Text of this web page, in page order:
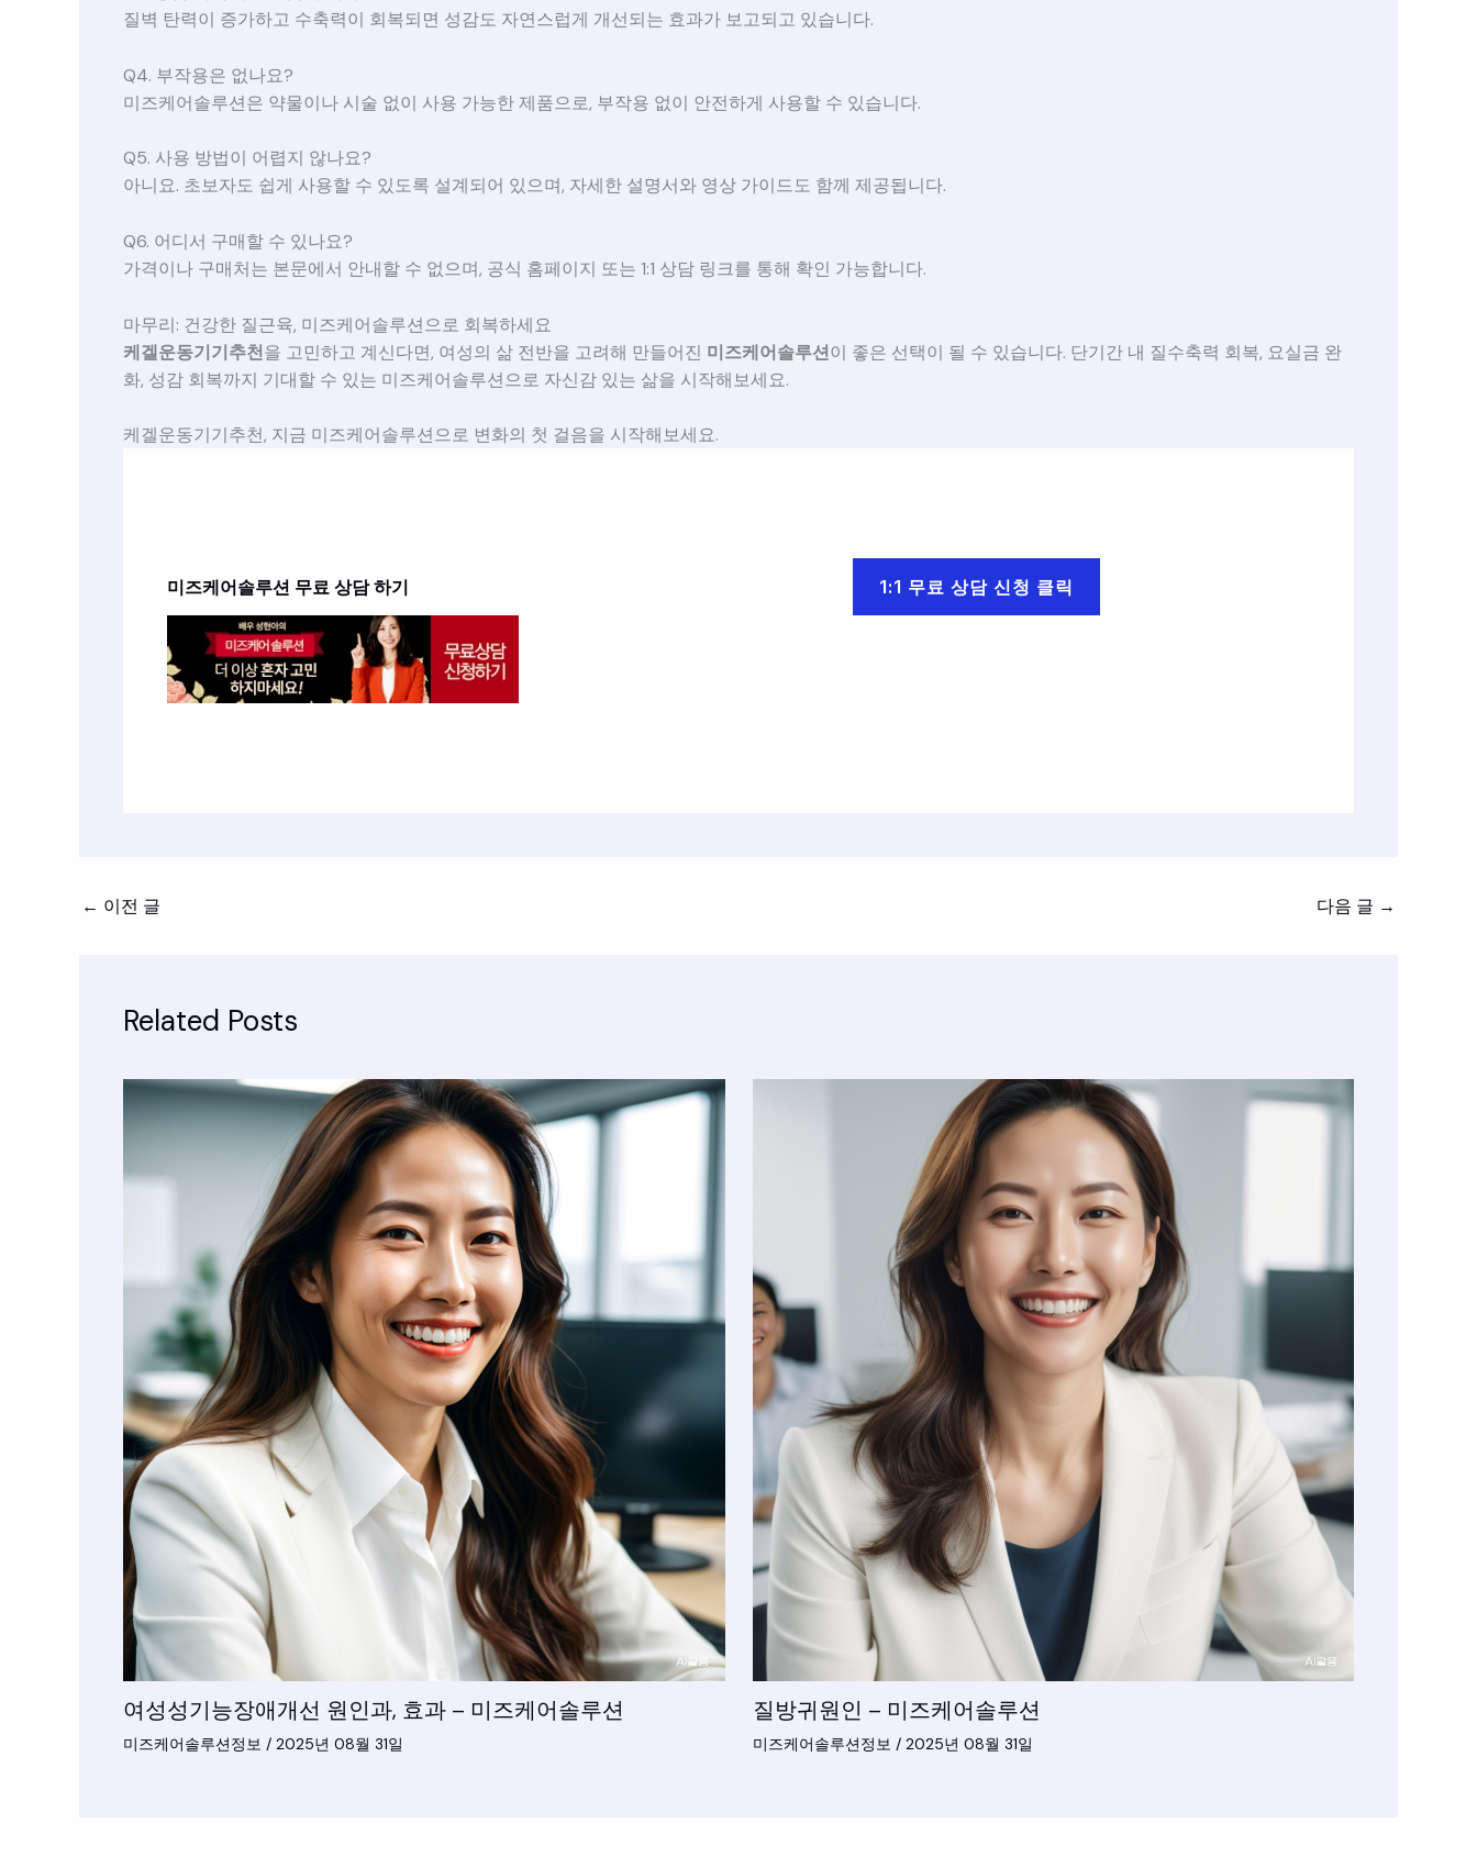
질벽 탄력이 증가하고 수축력이 회복되면 성감도 자연스럽게 개선되는 효과가 보고되고 있습니다.
Q4. 부작용은 없나요?
미즈케어솔루션은 약물이나 시술 없이 사용 가능한 제품으로, 부작용 없이 안전하게 사용할 수 있습니다.
Q5. 사용 방법이 어렵지 않나요?
아니요. 초보자도 쉽게 사용할 수 있도록 설계되어 있으며, 자세한 설명서와 영상 가이드도 함께 제공됩니다.
Q6. 어디서 구매할 수 있나요?
가격이나 구매처는 본문에서 안내할 수 없으며, 공식 홈페이지 또는 1:1 상담 링크를 통해 확인 가능합니다.
마무리: 건강한 질근육, 미즈케어솔루션으로 회복하세요
케겔운동기기추천을 고민하고 계신다면, 여성의 삶 전반을 고려해 만들어진 미즈케어솔루션이 좋은 선택이 될 수 있습니다. 단기간 내 질수축력 회복, 요실금 완
화, 성감 회복까지 기대할 수 있는 미즈케어솔루션으로 자신감 있는 삶을 시작해보세요.
케겔운동기기추천, 지금 미즈케어솔루션으로 변화의 첫 걸음을 시작해보세요.
미즈케어솔루션 무료 상담 하기 1:1 무료 상담 신청 클릭
← 이전 글 다음 글 →
Related Posts
여성성기능장애개선 원인과, 효과 – 미즈케어솔루션
미즈케어솔루션정보 / 2025년 08월 31일
질방귀원인 – 미즈케어솔루션
미즈케어솔루션정보 / 2025년 08월 31일